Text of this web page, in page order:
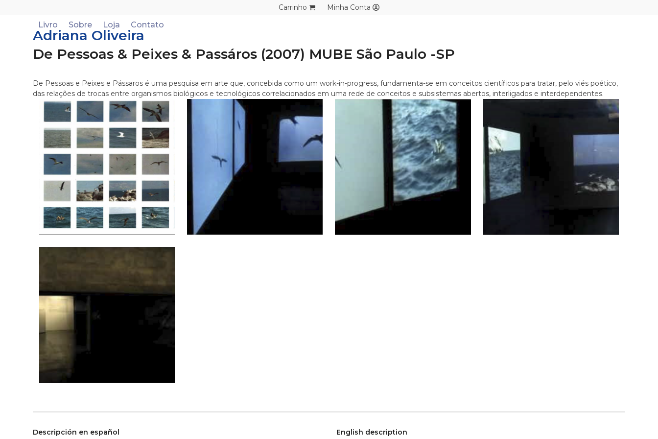
Carrinho Minha Conta
Adriana Oliveira
Livro Sobre Loja Contato
De Pessoas & Peixes & Passáros (2007) MUBE São Paulo -SP
De Pessoas e Peixes e Pássaros é uma pesquisa em arte que, concebida como um work-in-progress, fundamenta-se em conceitos científicos para tratar, pelo viés poético,
das relações de trocas entre organismos biológicos e tecnológicos correlacionados em uma rede de conceitos e subsistemas abertos, interligados e interdependentes.
Descripción en español English description